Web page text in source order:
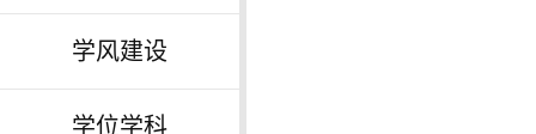
学风建设
学位学科